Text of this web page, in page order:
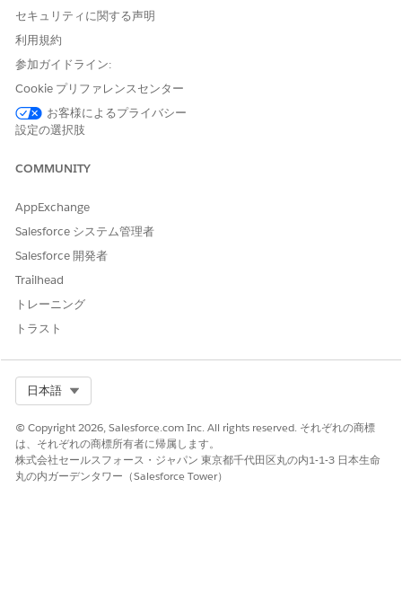
す。
営業担当は、各活動にかかった時間を入力してレポートをリリ
ースします。レポートの担当ユーザーが変更され、レポートは
承認のためにスーパーバイザーに送信されます。
スーパーバイザーはレポートを承認または却下できます。スー
パーバイザーが日次レポートを却下した場合、ユーザーはレポ
ートを変更して、承認を受けるために再送信できます。
日次レポートテンプレートを使用して日次レポートを作成しま
やレポートの作成の対象となるプラットフォームなどのレポー
トの基本的な特性が指定されます。
日次レポートテンプレート活動の作成
時間を追跡する必要がある活動を日次レポートテンプレートに
テンプレートのすべての活動がレポートで追加されます。営業
担当は、これらの各活動に費やした時間を追加できます。
ご意見をお待ちしております。
はい
セキュリティに関する声明
利用規約
参加ガイドライン:
Cookie プリファレンスセンター
お客様によるプライバシー
設定の選択肢
COMMUNITY
AppExchange
Salesforce システム管理者
Salesforce 開発者
Trailhead
トレーニング
トラスト
日本語
© Copyright 2026, Salesforce.com Inc. All rights reserved. それぞれの商標
は、それぞれの商標所有者に帰属します。
株式会社セールスフォース・ジャパン 東京都千代田区丸の内1-1-3 日本生命
丸の内ガーデンタワー（Salesforce Tower）